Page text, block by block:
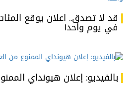
قد لا تصدق.. اعلان يوقع
في يوم واحد!
بالفيديو: إعلان هيونداي